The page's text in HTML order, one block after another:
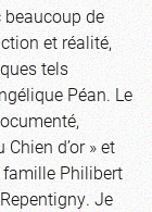
beaucoup de
et réalité,
tels
Péan. Le
d’or » et
Philibert
Je